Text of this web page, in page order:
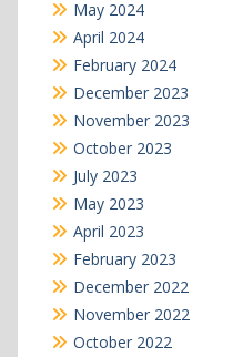
May 2024
April 2024
February 2024
December 2023
November 2023
October 2023
July 2023
May 2023
April 2023
February 2023
December 2022
November 2022
October 2022